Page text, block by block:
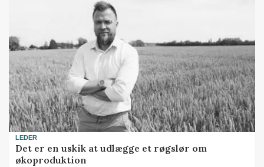
LEDER
Det er en uskik at udlægge et røgslør om
økoproduktion